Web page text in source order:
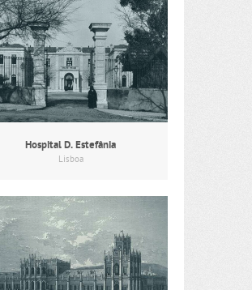
Hospital D. Estefânia
Lisboa